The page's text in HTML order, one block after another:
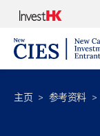
主页 参考资料